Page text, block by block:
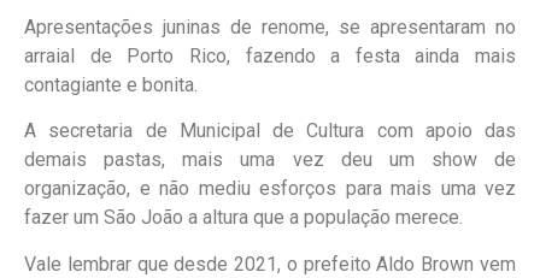
Apresentações juninas de renome, se apresentaram no
arraial de Porto Rico, fazendo a festa ainda mais
contagiante e bonita.
A secretaria de Municipal de Cultura com apoio das
demais pastas, mais uma vez deu um show de
organização, e não mediu esforços para mais uma vez
fazer um São João a altura que a população merece.
Vale lembrar que desde 2021, o prefeito Aldo Brown vem